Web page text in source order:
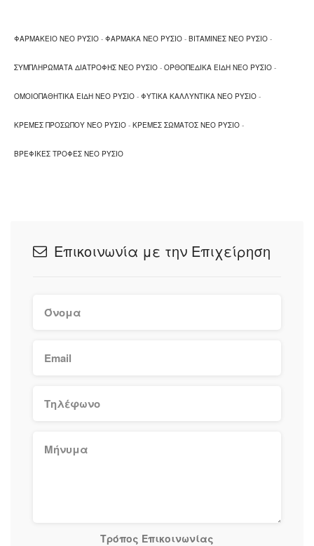
ΦΑΡΜΑΚΕΙΟ ΝΕΟ ΡΥΣΙΟ - ΦΑΡΜΑΚΑ ΝΕΟ ΡΥΣΙΟ - ΒΙΤΑΜΙΝΕΣ ΝΕΟ ΡΥΣΙΟ -
ΣΥΜΠΛΗΡΩΜΑΤΑ ΔΙΑΤΡΟΦΗΣ ΝΕΟ ΡΥΣΙΟ - ΟΡΘΟΠΕΔΙΚΑ ΕΙΔΗ ΝΕΟ ΡΥΣΙΟ -
ΟΜΟΙΟΠΑΘΗΤΙΚΑ ΕΙΔΗ ΝΕΟ ΡΥΣΙΟ - ΦΥΤΙΚΑ ΚΑΛΛΥΝΤΙΚΑ ΝΕΟ ΡΥΣΙΟ -
ΚΡΕΜΕΣ ΠΡΟΣΩΠΟΥ ΝΕΟ ΡΥΣΙΟ - ΚΡΕΜΕΣ ΣΩΜΑΤΟΣ ΝΕΟ ΡΥΣΙΟ -
ΒΡΕΦΙΚΕΣ ΤΡΟΦΕΣ ΝΕΟ ΡΥΣΙΟ
Επικοινωνία με την Επιχείρηση
Τρόπος Επικοινωνίας